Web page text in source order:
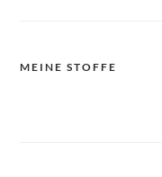
MEINE STOFFE